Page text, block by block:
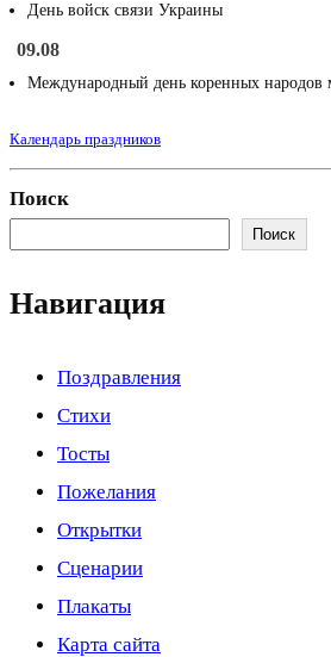
День войск связи Украины
09.08
Международный день коренных народов
Календарь праздников
Поиск
Поиск
Навигация
Поздравления
Стихи
Тосты
Пожелания
Открытки
Сценарии
Плакаты
Карта сайта